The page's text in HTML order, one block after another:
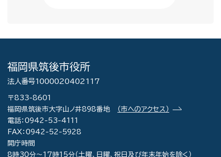
福岡県筑後市役所
法人番号1000020402117
〒833-8601
福岡県筑後市大字山ノ井898番地
（市へのアクセス）
電話：0942-53-4111
FAX：0942-52-5928
開庁時間
8時30分～17時15分（土曜、日曜、祝日及び年末年始を除く）